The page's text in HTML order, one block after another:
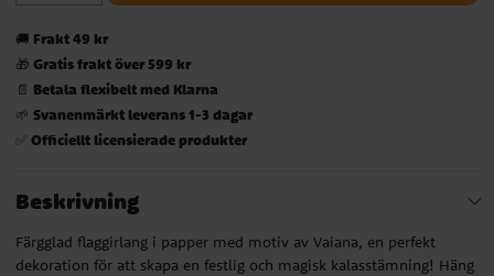
🚚 Frakt 49 kr
🎁 Gratis frakt över 599 kr
📄 Betala flexibelt med Klarna
🌱 Svanenmärkt leverans 1-3 dagar
✅ Officiellt licensierade produkter
Beskrivning
Färgglad flaggirlang i papper med motiv av Vaiana, en perfekt
dekoration för att skapa en festlig och magisk kalasstämning! Häng